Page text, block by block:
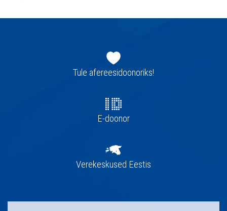
navigatsioonTule afereesidoonoriks!
E-doonor
Verekeskused Eestis